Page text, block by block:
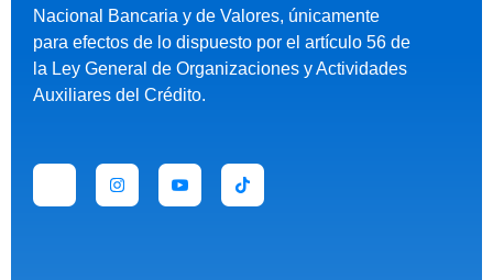
Nacional Bancaria y de Valores, únicamente
para efectos de lo dispuesto por el artículo 56 de
la Ley General de Organizaciones y Actividades
Auxiliares del Crédito.